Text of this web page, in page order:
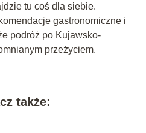
tu coś dla siebie.
gastronomiczne i
podróż po Kujawsko-
przeżyciem.
także: